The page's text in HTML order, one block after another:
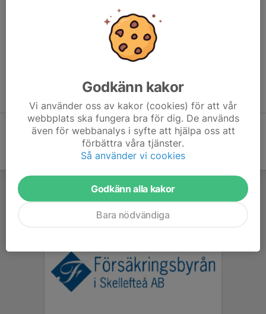
Måndag Tisdag Onsdag
Torsdag Fredag
C1 18.00-19.00 D 17.30-19.00 PS2 17.00-18.00 C2
A,B 19.00-21.00
Godkänn kakor
Vi använder oss av kakor (cookies) för att vår
webbplats ska fungera bra för dig. De används
även för webbanalys i syfte att hjälpa oss att
förbättra våra tjänster.
Så använder vi cookies
Godkänn alla kakor
Bara nödvändiga